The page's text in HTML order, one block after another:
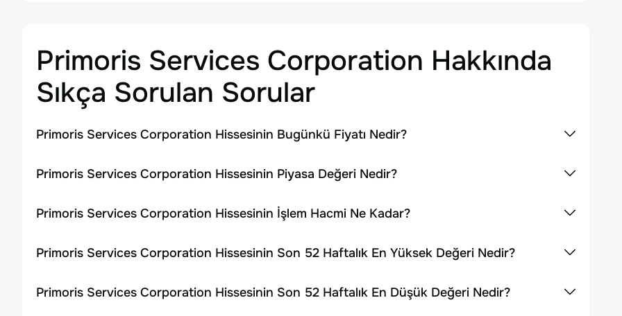
Primoris Services Corporation Hakkında
Sıkça Sorulan Sorular
Primoris Services Corporation Hissesinin Bugünkü Fiyatı Nedir?
Primoris Services Corporation Hissesinin Piyasa Değeri Nedir?
Primoris Services Corporation Hissesinin İşlem Hacmi Ne Kadar?
Primoris Services Corporation Hissesinin Son 52 Haftalık En Yüksek Değeri Nedir?
Primoris Services Corporation Hissesinin Son 52 Haftalık En Düşük Değeri Nedir?